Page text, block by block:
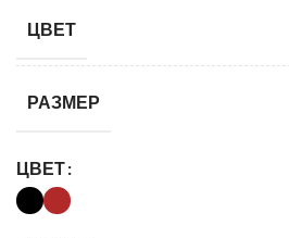
ЦВЕТ
РАЗМЕР
ЦВЕТ